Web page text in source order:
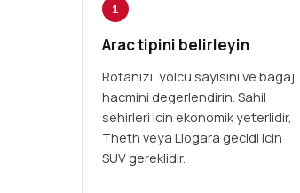
1
Arac tipini belirleyin
Rotanizi, yolcu sayisini ve bagaj
hacmini degerlendirin. Sahil
sehirleri icin ekonomik yeterlidir,
Theth veya Llogara gecidi icin
SUV gereklidir.